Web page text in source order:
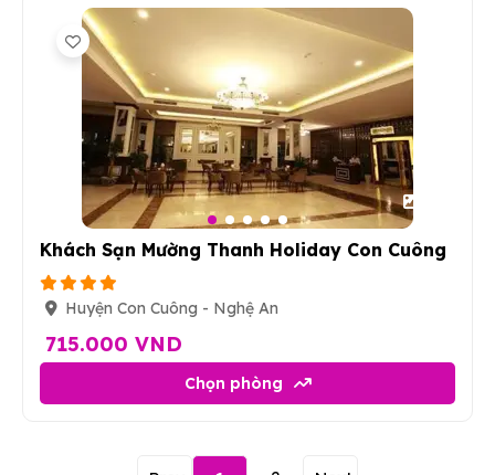
Khách Sạn Mường Thanh Holiday Con Cuông
Huyện Con Cuông - Nghệ An
715.000 VND
Chọn phòng